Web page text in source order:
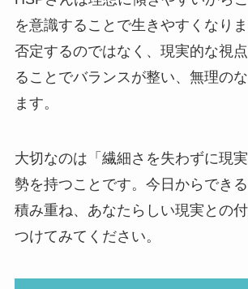
を意識することで生きやすくなり
否定するのではなく、現実的な視
ることでバランスが整い、無理の
ます。
大切なのは「繊細さを失わずに現
勢を持つことです。今日からでき
積み重ね、あなたらしい現実との
つけてみてください。